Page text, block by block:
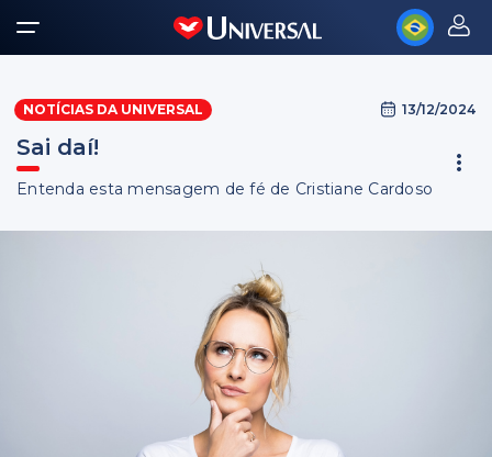
NOTÍCIAS DA UNIVERSAL 13/12/2024
Sai daí!
Entenda esta mensagem de fé de Cristiane Cardoso